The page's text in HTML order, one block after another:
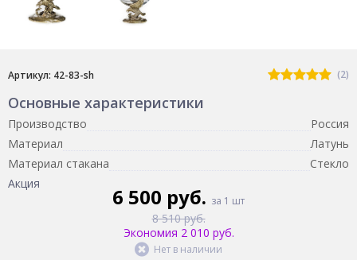
Артикул: 42-83-sh (2)
Основные характеристики
Производство
Россия
Материал
Латунь
Материал стакана
Стекло
Акция
6 500 руб. за 1 шт
8 510 руб.
Экономия 2 010 руб.
Нет в наличии